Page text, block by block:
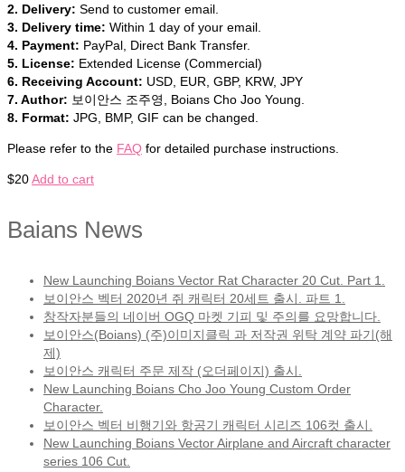
2. Delivery: Send to customer email.
3. Delivery time: Within 1 day of your email.
4. Payment: PayPal, Direct Bank Transfer.
5. License: Extended License (Commercial)
6. Receiving Account: USD, EUR, GBP, KRW, JPY
7. Author: 보이안스 조주영, Boians Cho Joo Young.
8. Format: JPG, BMP, GIF can be changed.
Please refer to the FAQ for detailed purchase instructions.
$20Add to cart
Baians News
New Launching Boians Vector Rat Character 20 Cut. Part 1.
보이안스 벡터 2020년 쥐 캐릭터 20세트 출시. 파트 1.
창작자분들의 네이버 OGQ 마켓 기피 및 주의를 요망합니다.
보이안스(Boians) (주)이미지클릭 과 저작권 위탁 계약 파기(해
제)
보이안스 캐릭터 주문 제작 (오더페이지) 출시.
New Launching Boians Cho Joo Young Custom Order
Character.
보이안스 벡터 비행기와 항공기 캐릭터 시리즈 106컷 출시.
New Launching Boians Vector Airplane and Aircraft character
series 106 Cut.